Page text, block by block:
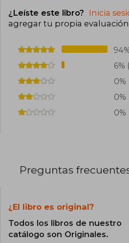
¿Leíste este libro? Inicia
agregar tu propia evaluación
6%
0%
0%
0%
Preguntas
¿El libro es original?
Todos los libros de nuestro
catálogo son Originales.